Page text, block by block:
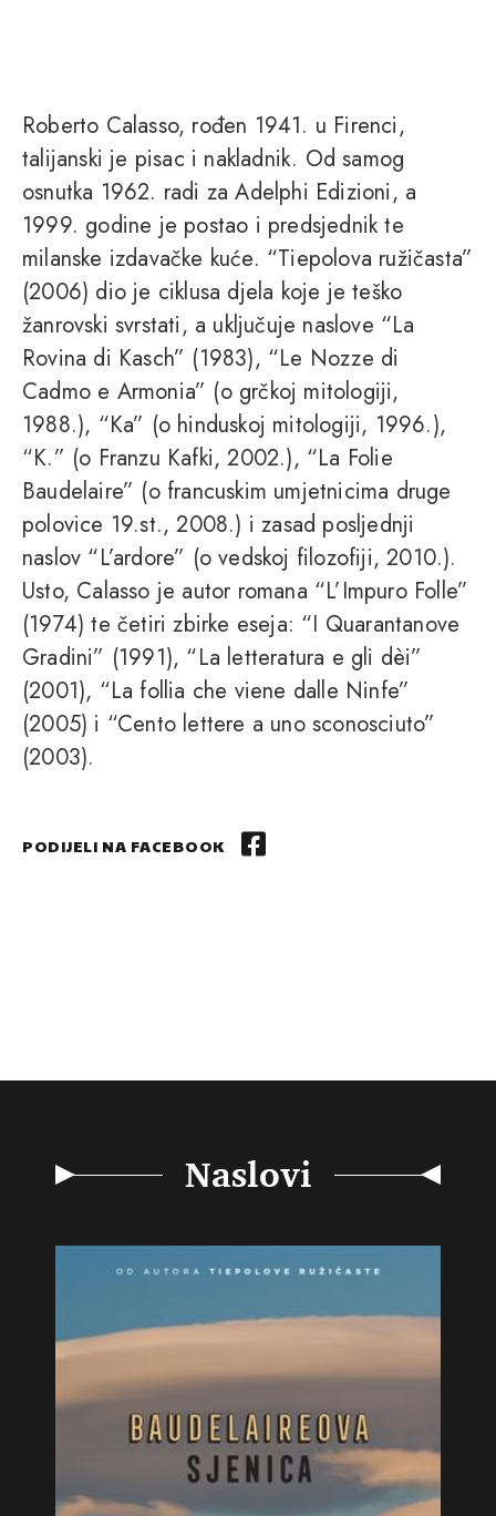
Roberto Calasso, rođen 1941. u Firenci,
talijanski je pisac i nakladnik. Od samog
osnutka 1962. radi za Adelphi Edizioni, a
1999. godine je postao i predsjednik te
milanske izdavačke kuće. “Tiepolova ružičasta”
(2006) dio je ciklusa djela koje je teško
žanrovski svrstati, a uključuje naslove “La
Rovina di Kasch” (1983), “Le Nozze di
Cadmo e Armonia” (o grčkoj mitologiji,
1988.), “Ka” (o hinduskoj mitologiji, 1996.),
“K.” (o Franzu Kafki, 2002.), “La Folie
Baudelaire” (o francuskim umjetnicima druge
polovice 19.st., 2008.) i zasad posljednji
naslov “L’ardore” (o vedskoj filozofiji, 2010.).
Usto, Calasso je autor romana “L’Impuro Folle”
(1974) te četiri zbirke eseja: “I Quarantanove
Gradini” (1991), “La letteratura e gli dèi”
(2001), “La follia che viene dalle Ninfe”
(2005) i “Cento lettere a uno sconosciuto”
(2003).
PODIJELI NA FACEBOOK
Naslovi